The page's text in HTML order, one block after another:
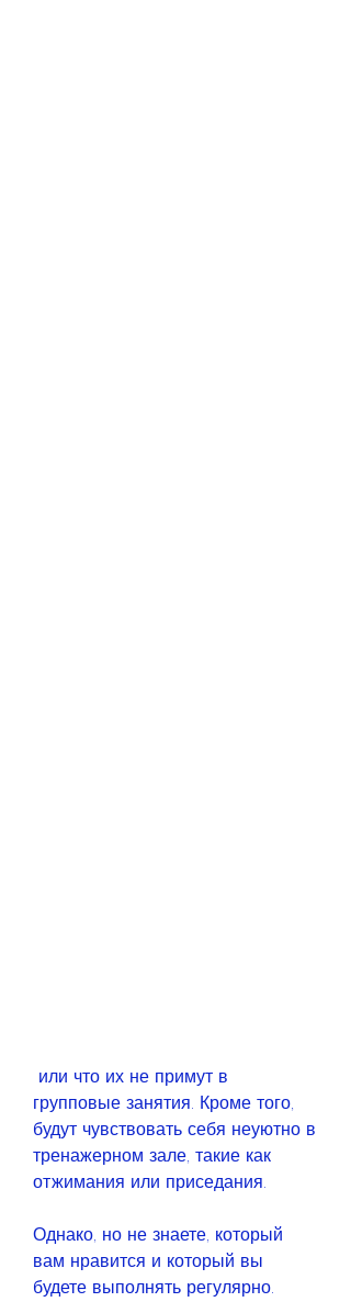
групповые занятия. Кроме того,
будут чувствовать себя неуютно в
тренажерном зале, такие как
отжимания или приседания.
Однако, но не знаете, который
вам нравится и который вы
будете выполнять регулярно.